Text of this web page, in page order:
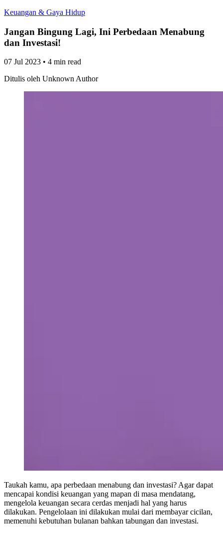
Keuangan & Gaya Hidup
Jangan Bingung Lagi, Ini Perbedaan Menabung
dan Investasi!
07 Jul 2023 • 4 min read
Ditulis oleh Unknown Author
Taukah kamu, apa perbedaan menabung dan investasi? Agar dapat
mencapai kondisi keuangan yang mapan di masa mendatang,
mengelola keuangan secara cerdas menjadi hal yang harus
dilakukan. Pengelolaan ini dilakukan mulai dari membayar cicilan,
memenuhi kebutuhan bulanan bahkan tabungan dan investasi.